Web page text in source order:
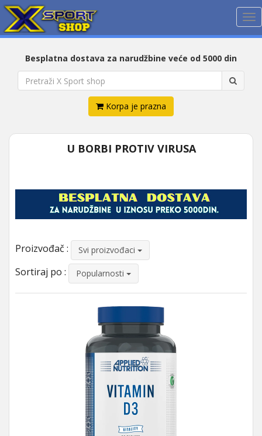
Besplatna dostava za narudžbine veće od 5000 din
Korpa je prazna
U BORBI PROTIV VIRUSA
Proizvođač : Svi proizvođaci
Sortiraj po : Popularnosti